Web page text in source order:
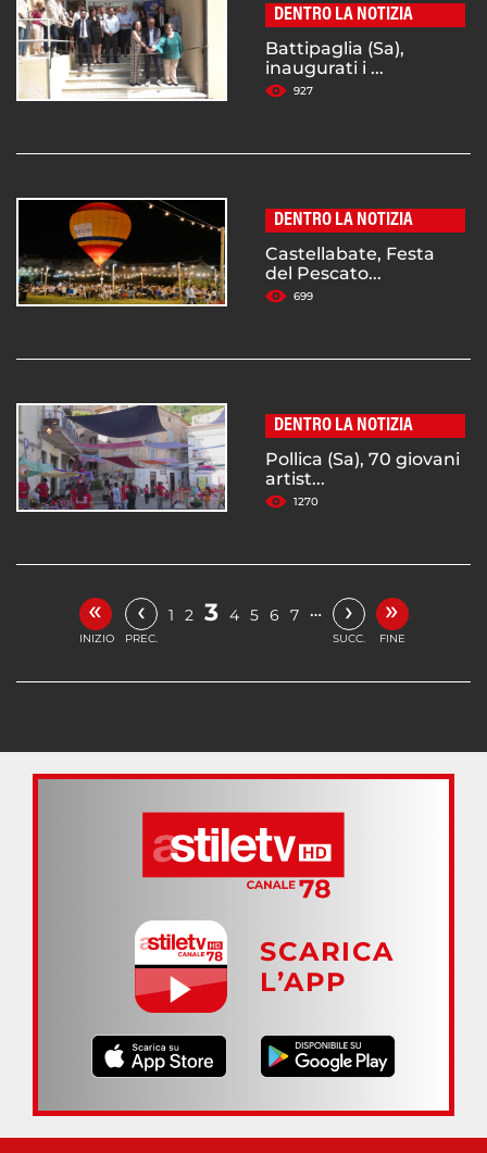
DENTRO LA NOTIZIA
Battipaglia (Sa),
inaugurati i ...
927
DENTRO LA NOTIZIA
Castellabate, Festa
del Pescato...
699
DENTRO LA NOTIZIA
Pollica (Sa), 70 giovani
artist...
1270
«
INIZIO
‹
PREC.
1 2 3 4 5 6 7 … ›
SUCC.
»
FINE
SCARICA
L’APP